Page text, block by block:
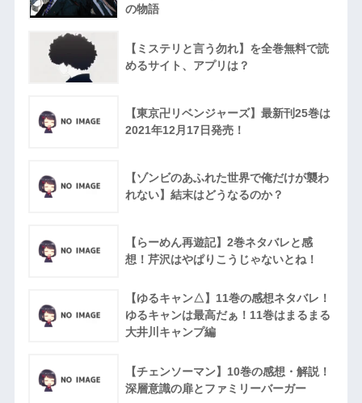
の物語
【ミステリと言う勿れ】を全巻無料で読
めるサイト、アプリは？
【東京卍リベンジャーズ】最新刊25巻は
2021年12月17日発売！
【ゾンビのあふれた世界で俺だけが襲わ
れない】結末はどうなるのか？
【らーめん再遊記】2巻ネタバレと感
想！芹沢はやぱりこうじゃないとね！
【ゆるキャン△】11巻の感想ネタバレ！
ゆるキャンは最高だぁ！11巻はまるまる
大井川キャンプ編
【チェンソーマン】10巻の感想・解説！
深層意識の扉とファミリーバーガー